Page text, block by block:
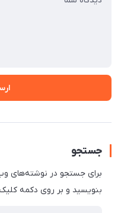
جستجو
برای جستجو در نوشته‌های
بنویسید و بر روی دکمه